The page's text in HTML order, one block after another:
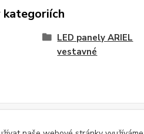
kategoriích
LED panely ARIEL
vestavné